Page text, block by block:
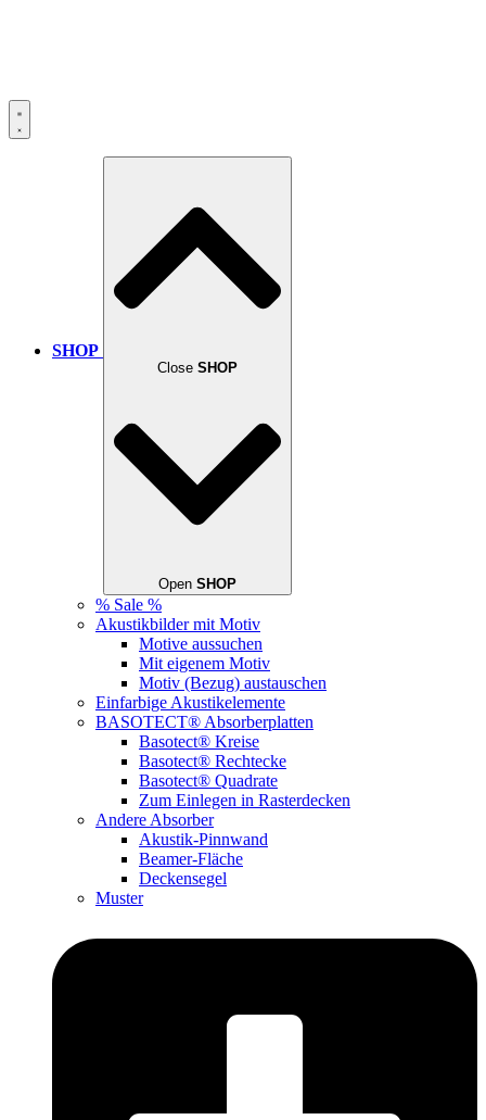
SHOP
Close SHOP
Open SHOP
% Sale %
Akustikbilder mit Motiv
Motive aussuchen
Mit eigenem Motiv
Motiv (Bezug) austauschen
Einfarbige Akustikelemente
BASOTECT® Absorberplatten
Basotect® Kreise
Basotect® Rechtecke
Basotect® Quadrate
Zum Einlegen in Rasterdecken
Andere Absorber
Akustik-Pinnwand
Beamer-Fläche
Deckensegel
Muster